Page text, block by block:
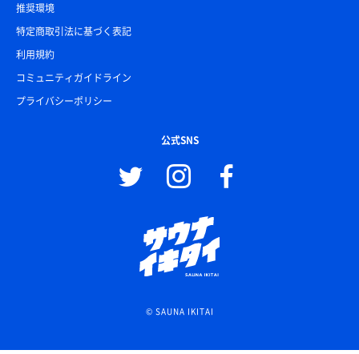
推奨環境
特定商取引法に基づく表記
利用規約
コミュニティガイドライン
プライバシーポリシー
公式SNS
© SAUNA IKITAI